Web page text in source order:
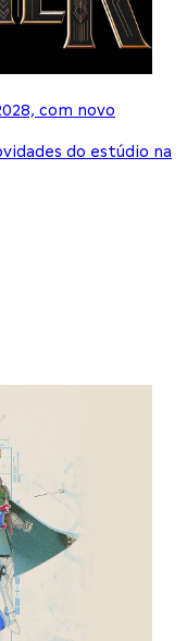
com novo
do estúdio na